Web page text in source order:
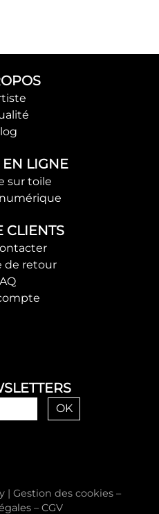
LIGNE
sur toile
CLIENTS
de retour
OK
| Gestion des cookies –
– CGV